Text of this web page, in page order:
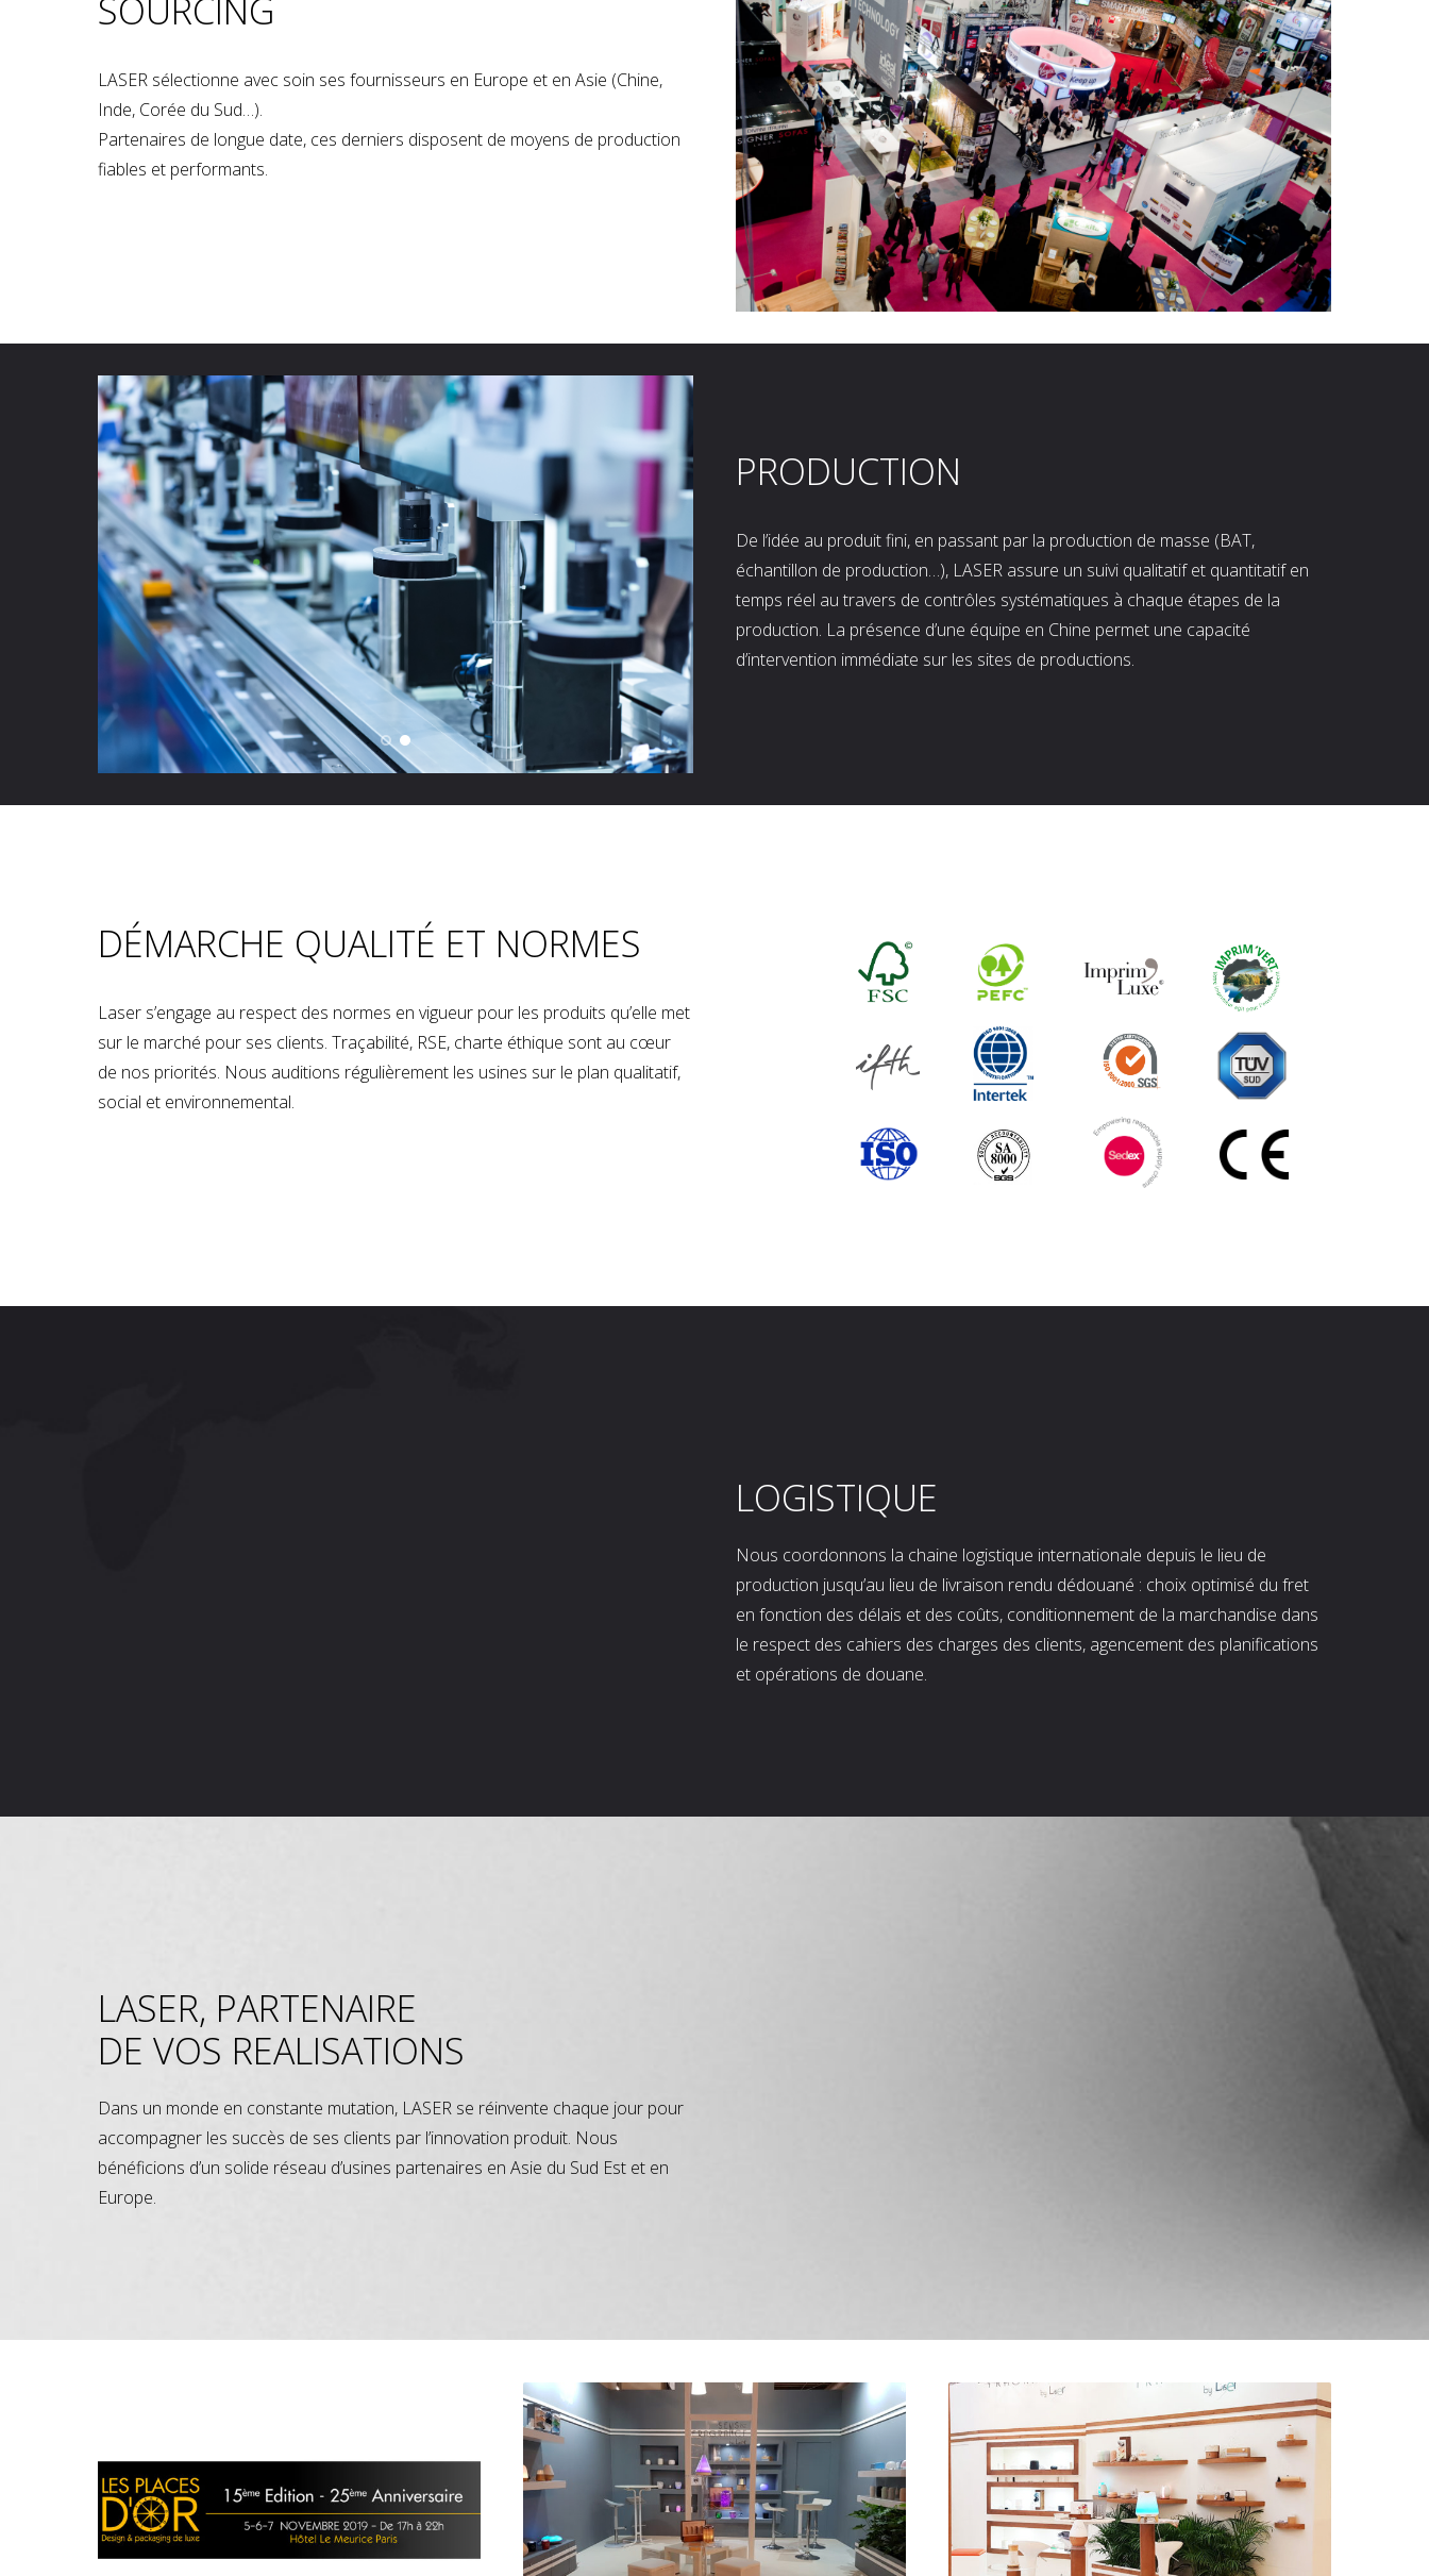
SOURCING
LASER sélectionne avec soin ses fournisseurs en Europe et en Asie (Chine,
Inde, Corée du Sud…).
Partenaires de longue date, ces derniers disposent de moyens de production
fiables et performants.
PRODUCTION
De l’idée au produit fini, en passant par la production de masse (BAT,
échantillon de production…), LASER assure un suivi qualitatif et quantitatif en
temps réel au travers de contrôles systématiques à chaque étapes de la
production. La présence d’une équipe en Chine permet une capacité
d’intervention immédiate sur les sites de productions.
DÉMARCHE QUALITÉ ET NORMES
Laser s’engage au respect des normes en vigueur pour les produits qu’elle met
sur le marché pour ses clients. Traçabilité, RSE, charte éthique sont au cœur
de nos priorités. Nous auditions régulièrement les usines sur le plan qualitatif,
social et environnemental.
LOGISTIQUE
Nous coordonnons la chaine logistique internationale depuis le lieu de
production jusqu’au lieu de livraison rendu dédouané : choix optimisé du fret
en fonction des délais et des coûts, conditionnement de la marchandise dans
le respect des cahiers des charges des clients, agencement des planifications
et opérations de douane.
LASER, PARTENAIRE
DE VOS REALISATIONS
Dans un monde en constante mutation, LASER se réinvente chaque jour pour
accompagner les succès de ses clients par l’innovation produit. Nous
bénéficions d’un solide réseau d’usines partenaires en Asie du Sud Est et en
Europe.